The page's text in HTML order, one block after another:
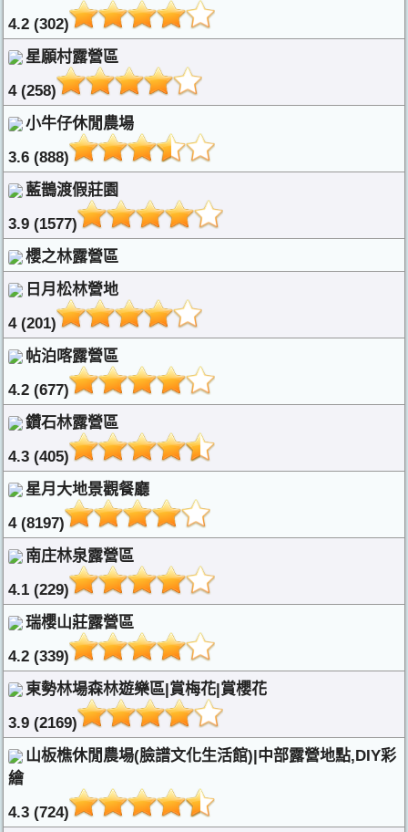
4.2 (302)
星願村露營區
4 (258)
小牛仔休閒農場
3.6 (888)
藍鵲渡假莊園
3.9 (1577)
櫻之林露營區
日月松林營地
4 (201)
帖泊喀露營區
4.2 (677)
鑽石林露營區
4.3 (405)
星月大地景觀餐廳
4 (8197)
南庄林泉露營區
4.1 (229)
瑞櫻山莊露營區
4.2 (339)
東勢林場森林遊樂區|賞梅花|賞櫻花
3.9 (2169)
山板樵休閒農場(臉譜文化生活館)|中部露營地點,DIY彩
繪
4.3 (724)